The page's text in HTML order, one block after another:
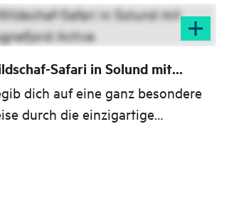
Safari in Solund mit
Active
dich auf eine ganz besondere
durch die einzigartige